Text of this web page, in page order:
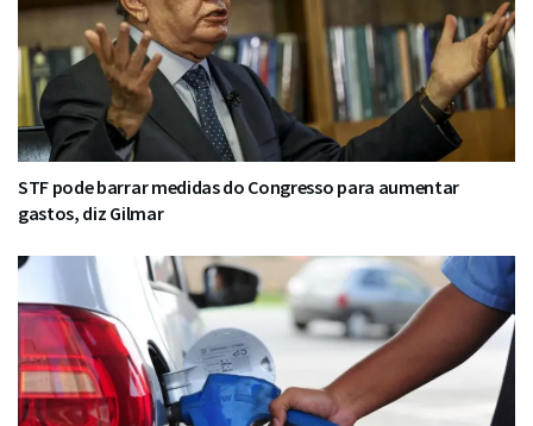
STF pode barrar medidas do Congresso para aumentar
gastos, diz Gilmar